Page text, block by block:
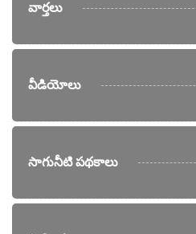
వార్తలు
వీడియోలు
సాగునీటి పథకాలు